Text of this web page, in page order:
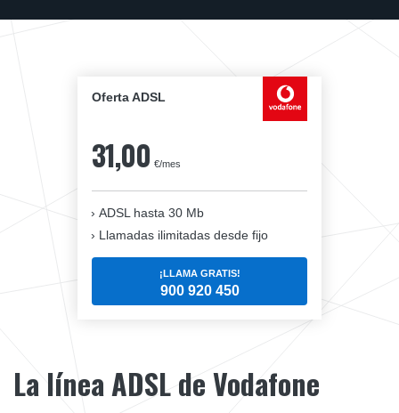
Oferta ADSL
31,00 €/mes
ADSL hasta 30 Mb
Llamadas ilimitadas desde fijo
¡LLAMA GRATIS!
900 920 450
La línea ADSL de Vodafone